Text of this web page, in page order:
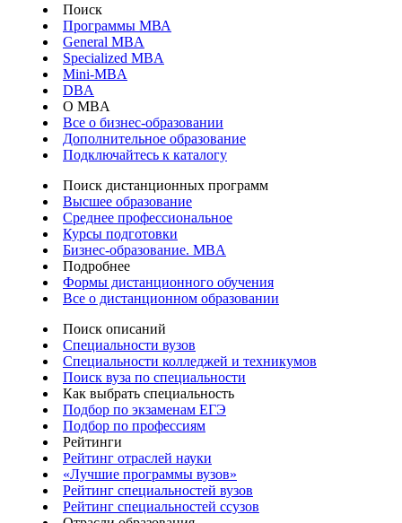
Поиск
Программы МВА
General MBA
Specialized MBA
Mini-MBA
DBA
О MBA
Все о бизнес-образовании
Дополнительное образование
Подключайтесь к каталогу
Поиск дистанционных программ
Высшее образование
Среднее профессиональное
Курсы подготовки
Бизнес-образование. MBA
Подробнее
Формы дистанционного обучения
Все о дистанционном образовании
Поиск описаний
Специальности вузов
Специальности колледжей и техникумов
Поиск вуза по специальности
Как выбрать специальность
Подбор по экзаменам ЕГЭ
Подбор по профессиям
Рейтинги
Рейтинг отраслей науки
«Лучшие программы вузов»
Рейтинг специальностей вузов
Рейтинг специальностей ссузов